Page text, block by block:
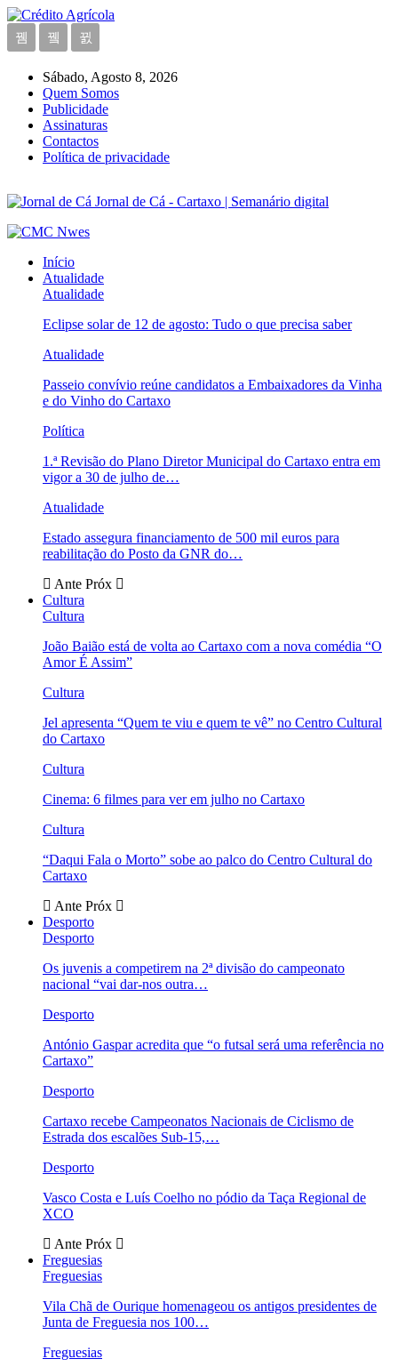
Sábado, Agosto 8, 2026
Quem Somos
Publicidade
Assinaturas
Contactos
Política de privacidade
Jornal de Cá - Cartaxo | Semanário digital
Início
Atualidade
Atualidade
Eclipse solar de 12 de agosto: Tudo o que precisa saber
Atualidade
Passeio convívio reúne candidatos a Embaixadores da Vinha
e do Vinho do Cartaxo
Política
1.ª Revisão do Plano Diretor Municipal do Cartaxo entra em
vigor a 30 de julho de…
Atualidade
Estado assegura financiamento de 500 mil euros para
reabilitação do Posto da GNR do…
Ante Próx
Cultura
Cultura
João Baião está de volta ao Cartaxo com a nova comédia “O
Amor É Assim”
Cultura
Jel apresenta “Quem te viu e quem te vê” no Centro Cultural
do Cartaxo
Cultura
Cinema: 6 filmes para ver em julho no Cartaxo
Cultura
“Daqui Fala o Morto” sobe ao palco do Centro Cultural do
Cartaxo
Ante Próx
Desporto
Desporto
Os juvenis a competirem na 2ª divisão do campeonato
nacional “vai dar-nos outra…
Desporto
António Gaspar acredita que “o futsal será uma referência no
Cartaxo”
Desporto
Cartaxo recebe Campeonatos Nacionais de Ciclismo de
Estrada dos escalões Sub-15,…
Desporto
Vasco Costa e Luís Coelho no pódio da Taça Regional de
XCO
Ante Próx
Freguesias
Freguesias
Vila Chã de Ourique homenageou os antigos presidentes de
Junta de Freguesia nos 100…
Freguesias